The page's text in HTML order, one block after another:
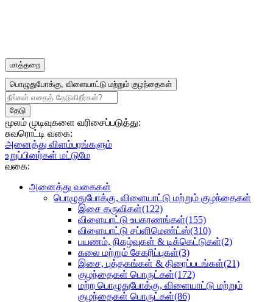
மாத்தறை
பொழுதுபோக்கு, விளையாட்டு மற்றும் குழந்தைகள்
மூலம் முடிவுகளை வரிசைப்படுத்து:
சுவரொட்டி வகை:
அனைத்து விளம்பரங்களும்
உறுப்பினர்கள் மட்டுமே
வகை:
அனைத்து வகைகள்
பொழுதுபோக்கு, விளையாட்டு மற்றும் குழந்தைகள்
இசை கருவிகள்(122)
விளையாட்டு உபகரணங்கள்(155)
விளையாட்டு சப்ளிமெண்ட்ஸ்(310)
பயணம், நிகழ்வுகள் & டிக்கெட்டுகள்(2)
கலை மற்றும் சேகரிப்புகள்(3)
இசை, புத்தகங்கள் & திரைப்படங்கள்(21)
குழந்தைகள் பொருட்கள்(172)
மற்ற பொழுதுபோக்கு, விளையாட்டு மற்றும்
குழந்தைகள் பொருட்கள்(86)